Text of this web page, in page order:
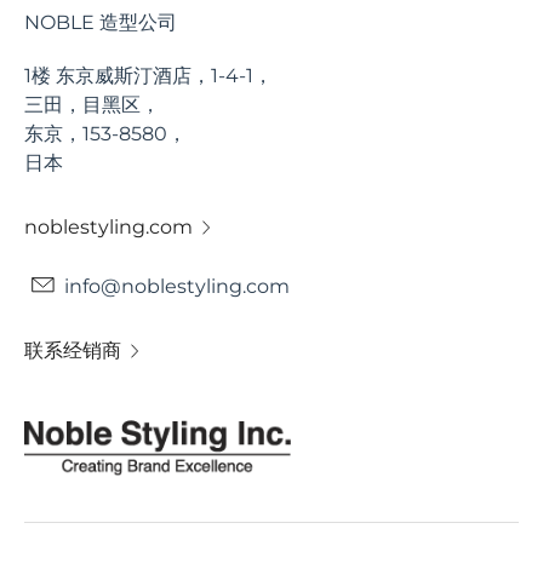
NOBLE 造型公司
1楼 东京威斯汀酒店，1-4-1，
三田，目黑区，
东京，153-8580，
日本
noblestyling.com
info@noblestyling.com
联系经销商